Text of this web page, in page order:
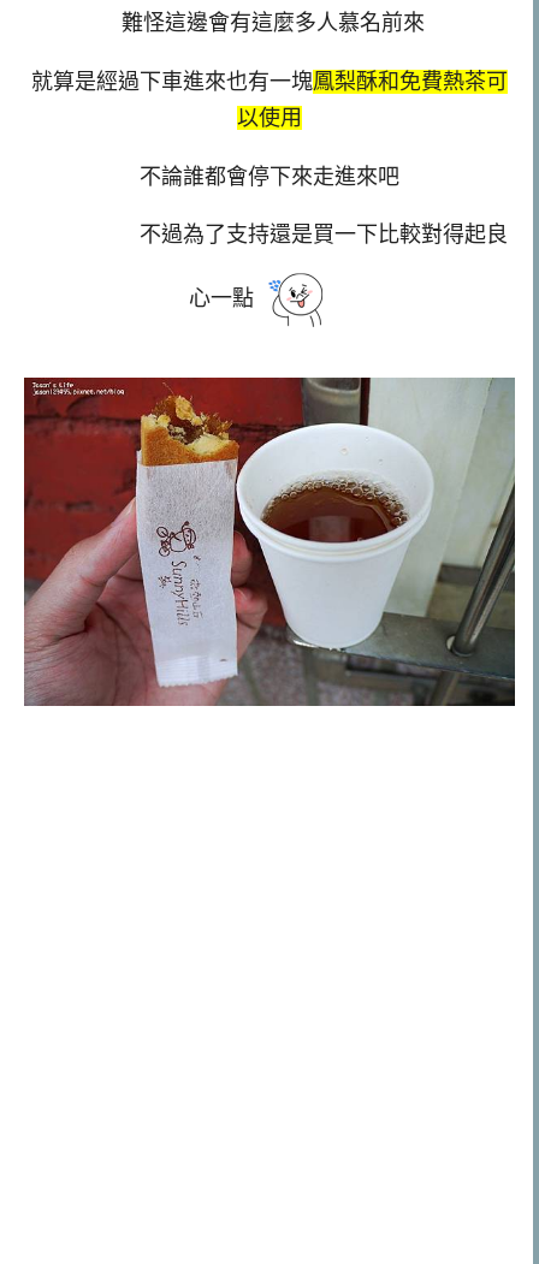
難怪這邊會有這麼多人慕名前來
就算是經過下車進來也有一塊鳳梨酥和免費熱茶可
以使用
不論誰都會停下來走進來吧
不過為了支持還是買一下比較對得起良
心一點